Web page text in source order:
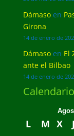
Dámasoen
Girona
14 de enero de
Dámasoen El
ante el Bilbao
14 de enero de
Calendario
L M X J